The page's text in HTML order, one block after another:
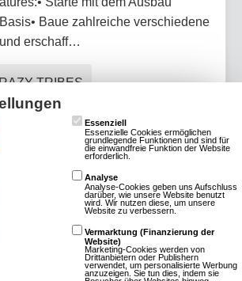
Baue zahlreiche verschiedene
erschaff…
TRIBES
7 Bewertungen
Rollenspiel
Krieg
Klassisch
Essenziell
Essenzielle Cookies ermöglichen
grundlegende Funktionen und sind für
die einwandfreie Funktion der Website
erforderlich.
Analyse
Analyse-Cookies geben uns Aufschluss
darüber, wie unsere Website benutzt
wird. Wir nutzen diese, um unsere
Website zu verbessern.
Vermarktung (Finanzierung der
Website)
Marketing-Cookies werden von
Drittanbietern oder Publishern
verwendet, um personalisierte Werbung
anzuzeigen. Sie tun dies, indem sie